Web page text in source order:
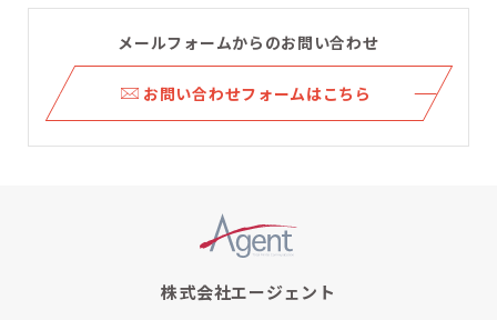
メールフォームからのお問い合わせ
お問い合わせフォームはこちら
株式会社エージェント